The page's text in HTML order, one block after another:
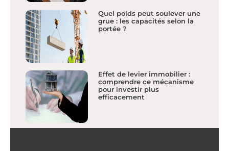
Quel poids peut soulever une
grue : les capacités selon la
portée ?
Effet de levier immobilier :
comprendre ce mécanisme
pour investir plus
efficacement